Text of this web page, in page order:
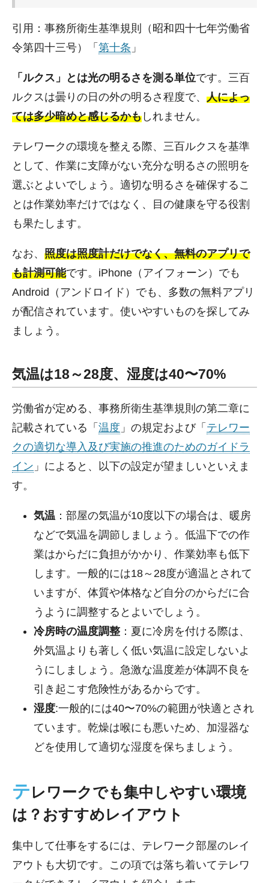
引用：事務所衛生基準規則（昭和四十七年労働省
令第四十三号）「 第十条 」
「ルクス」とは光の明るさを測る単位です。三百
ルクスは曇りの日の外の明るさ程度で、 人によっ
ては多少暗めと感じるかも しれません。
テレワークの環境を整える際、三百ルクスを基準
として、作業に支障がない充分な明るさの照明を
選ぶとよいでしょう。適切な明るさを確保するこ
とは作業効率だけではなく、目の健康を守る役割
も果たします。
なお、 照度は照度計だけでなく、無料のアプリで
も計測可能です。iPhone（アイフォーン）でも
Android（アンドロイド）でも、多数の無料アプリ
が配信されています。使いやすいものを探してみ
ましょう。
気温は18～28度、湿度は40〜70%
労働省が定める、事務所衛生基準規則の第二章に
記載されている「 温度 」の規定および「 テレワー
クの適切な導入及び実施の推進のためのガイドラ
イン 」によると、以下の設定が望ましいといえま
す。
気温 ：部屋の気温が10度以下の場合は、暖房
などで気温を調節しましょう。低温下での作
業はからだに負担がかかり、作業効率も低下
します。一般的には18～28度が適温とされて
いますが、体質や体格など自分のからだに合
うように調整するとよいでしょう。
冷房時の温度調整 ：夏に冷房を付ける際は、
外気温よりも著しく低い気温に設定しないよ
うにしましょう。急激な温度差が体調不良を
引き起こす危険性があるからです。
湿度:一般的には40〜70%の範囲が快適とされ
ています。乾燥は喉にも悪いため、加湿器な
どを使用して適切な湿度を保ちましょう。
テレワークでも集中しやすい環境
は？おすすめレイアウト
集中して仕事をするには、テレワーク部屋のレイ
アウトも大切です。この項では落ち着いてテレワ